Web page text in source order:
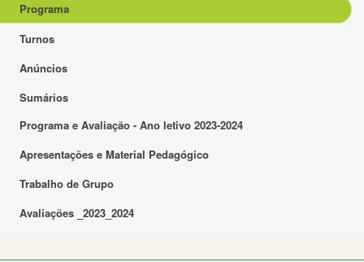
Programa
Turnos
Anúncios
Sumários
Programa e Avaliação - Ano letivo 2023-2024
Apresentações e Material Pedagógico
Trabalho de Grupo
Avaliações _2023_2024